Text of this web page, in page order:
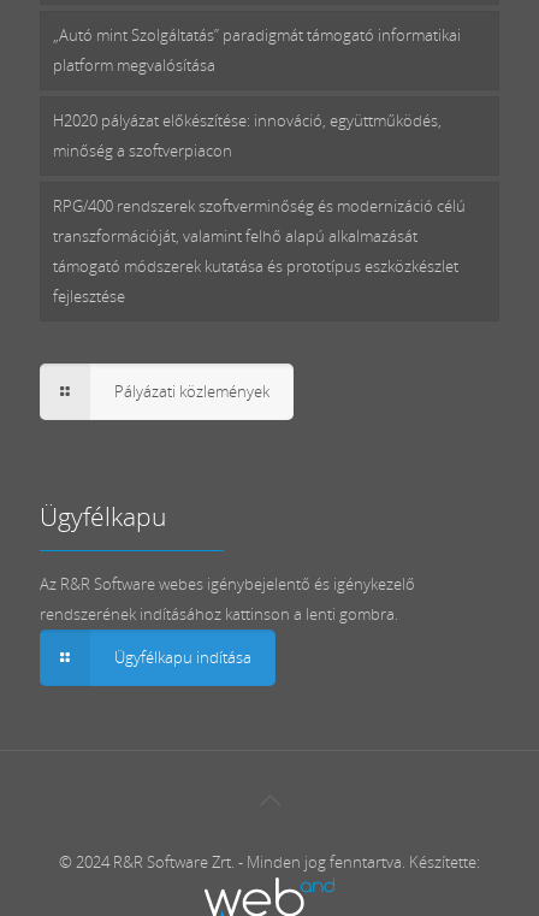
„Autó mint Szolgáltatás” paradigmát támogató informatikai
platform megvalósítása
H2020 pályázat előkészítése: innováció, együttműködés,
minőség a szoftverpiacon
RPG/400 rendszerek szoftverminőség és modernizáció célú
transzformációját, valamint felhő alapú alkalmazását
támogató módszerek kutatása és prototípus eszközkészlet
fejlesztése
Pályázati közlemények
Ügyfélkapu
Az R&R Software webes igénybejelentő és igénykezelő
rendszerének indításához kattinson a lenti gombra.
Ügyfélkapu indítása
© 2024 R&R Software Zrt. - Minden jog fenntartva. Készítette: